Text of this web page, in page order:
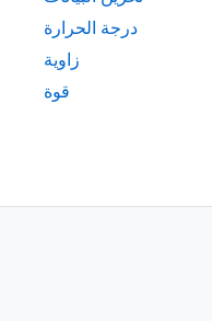
درجة الحرارة
زاوية
قوة